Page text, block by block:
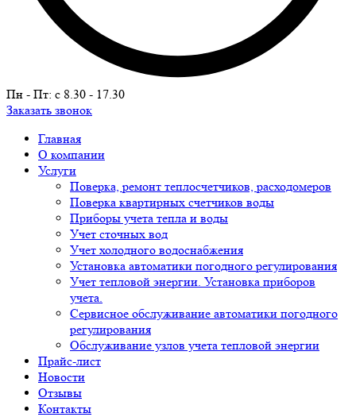
Пн - Пт: c 8.30 - 17.30
Заказать звонок
Главная
О компании
Услуги
Поверка, ремонт теплосчетчиков, расходомеров
Поверка квартирных счетчиков воды
Приборы учета тепла и воды
Учет сточных вод
Учет холодного водоснабжения
Установка автоматики погодного регулирования
Учет тепловой энергии. Установка приборов
учета.
Сервисное обслуживание автоматики погодного
регулирования
Обслуживание узлов учета тепловой энергии
Прайс-лист
Новости
Отзывы
Контакты